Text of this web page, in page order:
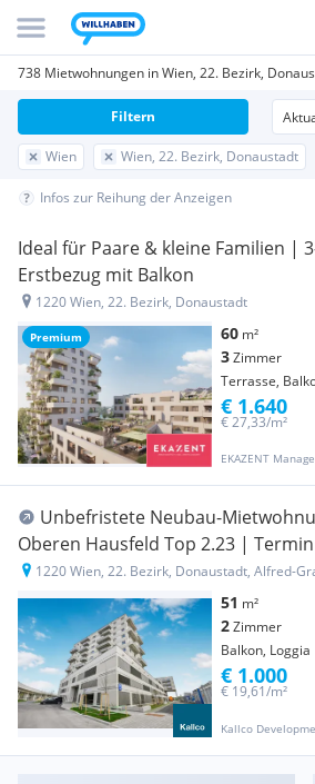
738 Mietwohnungen in Wien, 22. Bezirk,
Wien Wien, 22. Bezirk, Donaustadt
Filtern
Infos zur Reihung der Anzeigen
Premium
Ideal für Paare & kleine Familien |
Erstbezug mit Balkon
1220 Wien, 22. Bezirk, Donaustadt
60 m²
3Zimmer
Terrasse,
EKAZENT
€ 27,33/m²
€ 1.640
Unbefristete Neubau-
Oberen Hausfeld Top 2.23 |
buchen: www.hausfeld22.at/
1220 Wien, 22. Bezirk, Donaustadt, Alfred-
51 m²
2Zimmer
Balkon, Loggia
Kallco
€ 19,61/m²
€ 1.000